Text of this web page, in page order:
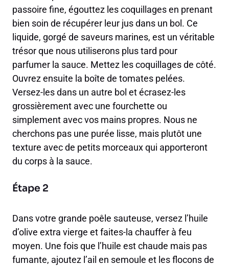
passoire fine, égouttez les coquillages en prenant
bien soin de récupérer leur jus dans un bol. Ce
liquide, gorgé de saveurs marines, est un véritable
trésor que nous utiliserons plus tard pour
parfumer la sauce. Mettez les coquillages de côté.
Ouvrez ensuite la boîte de tomates pelées.
Versez-les dans un autre bol et écrasez-les
grossièrement avec une fourchette ou
simplement avec vos mains propres. Nous ne
cherchons pas une purée lisse, mais plutôt une
texture avec de petits morceaux qui apporteront
du corps à la sauce.
Étape 2
Dans votre grande poêle sauteuse, versez l’huile
d’olive extra vierge et faites-la chauffer à feu
moyen. Une fois que l’huile est chaude mais pas
fumante, ajoutez l’ail en semoule et les flocons de